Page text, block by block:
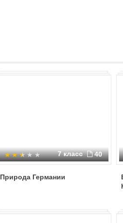
7 класс 40
Природа Германии